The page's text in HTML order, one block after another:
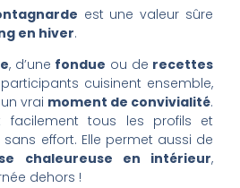
est une valeur sûre
en hiver.
, d’une fondue ou de recettes
cuisinent ensemble,
vrai moment de convivialité.
facilement tous les profils et
effort. Elle permet aussi de
chaleureuse en intérieur,
dehors !